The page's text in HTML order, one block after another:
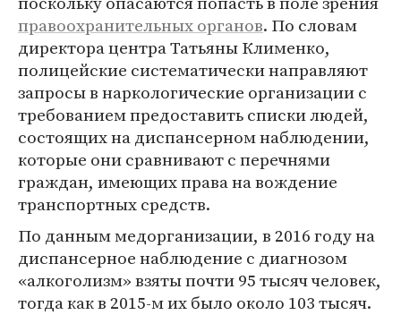
правоохранительных органов. По словам
директора центра Татьяны Клименко,
полицейские систематически направляют
запросы в наркологические организации с
требованием предоставить списки людей,
состоящих на диспансерном наблюдении,
которые они сравнивают с перечнями
граждан, имеющих права на вождение
транспортных средств.
По данным медорганизации, в 2016 году на
диспансерное наблюдение с диагнозом
«алкоголизм» взяты почти 95 тысяч человек,
тогда как в 2015-м их было около 103 тысяч.